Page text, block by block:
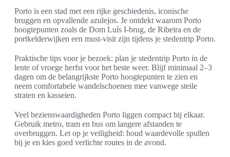
Porto is een stad met een rijke geschiedenis, iconische
bruggen en opvallende azulejos. Je ontdekt waarom Porto
hoogtepunten zoals de Dom Luís I-brug, de Ribeira en de
portkelderwijken een must-visit zijn tijdens je stedentrip Porto.
Praktische tips voor je bezoek: plan je stedentrip Porto in de
lente of vroege herfst voor het beste weer. Blijf minimaal 2–3
dagen om de belangrijkste Porto hoogtepunten te zien en
neem comfortabele wandelschoenen mee vanwege steile
straten en kasseien.
Veel bezienswaardigheden Porto liggen compact bij elkaar.
Gebruik metro, tram en bus om langere afstanden te
overbruggen. Let op je veiligheid: houd waardevolle spullen
bij je en kies goed verlichte routes in de avond.